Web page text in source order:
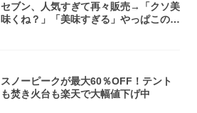
セブン、人気すぎて再々販売→「クソ美
味くね？」「美味すぎる」やっぱこのク
スノーピークが最大60％OFF！テント
も焚き火台も楽天で大幅値下げ中